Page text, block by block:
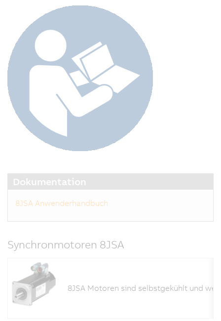
Dokumentation
8JSA Anwenderhandbuch
Synchronmotoren 8JSA
8JSA Motoren sind selbstgekühlt und